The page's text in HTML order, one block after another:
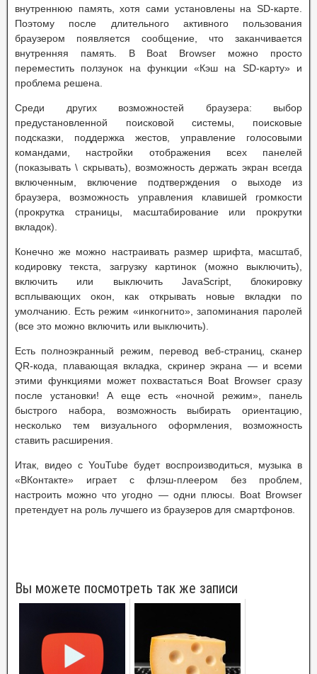
внутреннюю память, хотя сами установлены на SD-карте.
Поэтому после длительного активного пользования
браузером появляется сообщение, что заканчивается
внутренняя память. В Boat Browser можно просто
переместить ползунок на функции «Кэш на SD-карту» и
проблема решена.
Среди других возможностей браузера: выбор
предустановленной поисковой системы, поисковые
подсказки, поддержка жестов, управление голосовыми
командами, настройки отображения всех панелей
(показывать \ скрывать), возможность держать экран всегда
включенным, включение подтверждения о выходе из
браузера, возможность управления клавишей громкости
(прокрутка страницы, масштабирование или прокрутки
вкладок).
Конечно же можно настраивать размер шрифта, масштаб,
кодировку текста, загрузку картинок (можно выключить),
включить или выключить JavaScript, блокировку
всплывающих окон, как открывать новые вкладки по
умолчанию. Есть режим «инкогнито», запоминания паролей
(все это можно включить или выключить).
Есть полноэкранный режим, перевод веб-страниц, сканер
QR-кода, плавающая вкладка, скринер экрана — и всеми
этими функциями может похвастаться Boat Browser сразу
после установки! А еще есть «ночной режим», панель
быстрого набора, возможность выбирать ориентацию,
несколько тем визуального оформления, возможность
ставить расширения.
Итак, видео с YouTube будет воспроизводиться, музыка в
«ВКонтакте» играет с флэш-плеером без проблем,
настроить можно что угодно — одни плюсы. Boat Browser
претендует на роль лучшего из браузеров для смартфонов.
Вы можете посмотреть так же записи